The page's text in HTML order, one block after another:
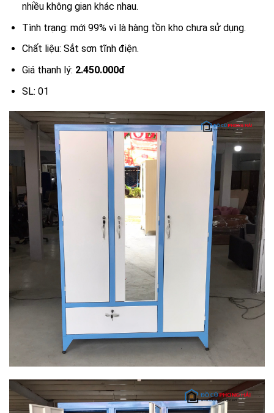
nhiều không gian khác nhau.
Tình trạng: mới 99% vì là hàng tồn kho chưa sử dụng.
Chất liệu: Sắt sơn tĩnh điện.
Giá thanh lý: 2.450.000đ
SL: 01